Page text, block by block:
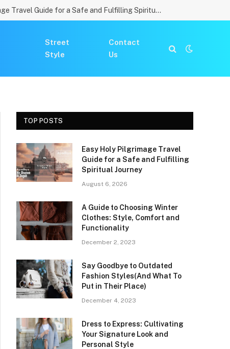
Easy Holy Pilgrimage Travel Guide for a Safe and Fulfilling Spiritual Journey
Street
Style
Contact
Us
TOP POSTS
Easy Holy Pilgrimage Travel
Guide for a Safe and Fulfilling
Spiritual Journey
August 6, 2026
A Guide to Choosing Winter
Clothes: Style, Comfort and
Functionality
December 2, 2023
Say Goodbye to Outdated
Fashion Styles(And What To
Put in Their Place)
December 4, 2023
Dress to Express: Cultivating
Your Signature Look and
Personal Style